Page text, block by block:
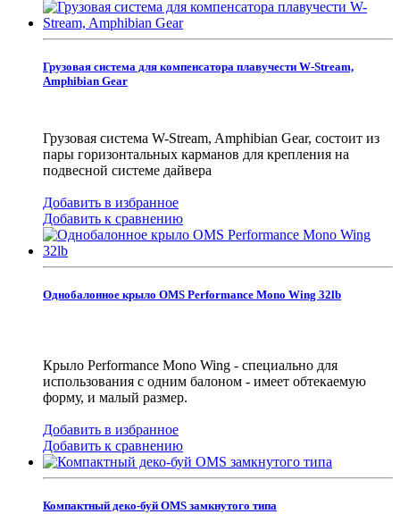
Грузовая система для компенсатора плавучести W-Stream,
Amphibian Gear
Грузовая система W-Stream, Amphibian Gear, состоит из
пары горизонтальных карманов для крепления на
подвесной системе дайвера
Добавить в избранное
Добавить к сравнению
Однобалонное крыло OMS Performance Mono Wing 32lb
Крыло Performance Mono Wing - специально для
использования с одним балоном - имеет обтекаемую
форму, и малый размер.
Добавить в избранное
Добавить к сравнению
Компактный деко-буй OMS замкнутого типа